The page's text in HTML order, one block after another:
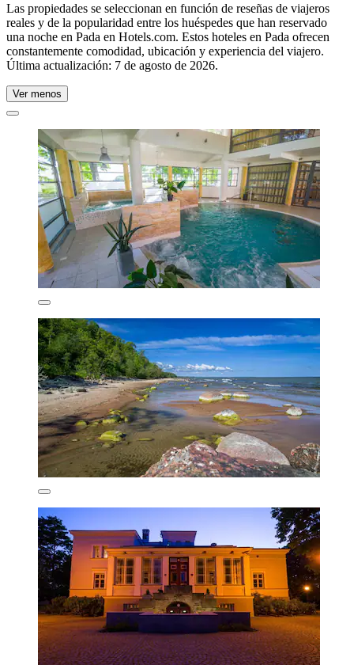
Las propiedades se seleccionan en función de reseñas de viajeros
reales y de la popularidad entre los huéspedes que han reservado
una noche en Pada en Hotels.com. Estos hoteles en Pada ofrecen
constantemente comodidad, ubicación y experiencia del viajero.
Última actualización: 7 de agosto de 2026.
Ver menos